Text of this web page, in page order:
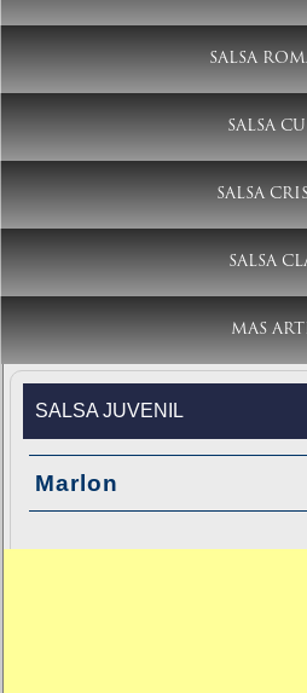
SALSA
SALSA
SALSA
SALSA
MAS
SALSA JUVENIL
Marlon